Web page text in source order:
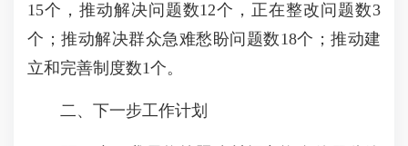
15个，推动解决问题数12个，正在整改问题数3
个；推动解决群众急难愁盼问题数18个；推动建
立和完善制度数1个。
二、下一步工作计划